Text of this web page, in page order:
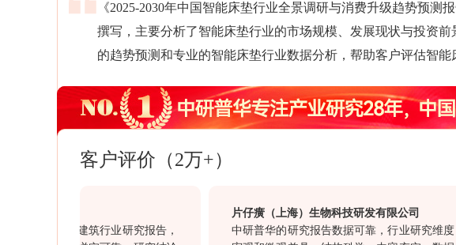
《2025-2030年中国智能床垫行业全景调研与消费升级趋势预测
撰写，主要分析了智能床垫行业的市场规模、发展现状与投资
的趋势预测和专业的智能床垫行业数据分析，帮助客户评估智能
客户评价（2万+）
的海南省建筑行业研究报告，
片仔癀（上海）生物科技研发有限公司
中研普华的研究报告数据可靠，行业研究维度